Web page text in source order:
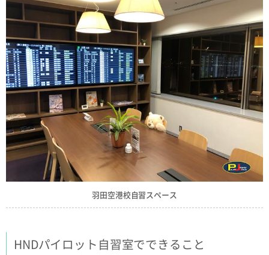
羽田空港校自習スペース
HNDパイロット自習室でできること